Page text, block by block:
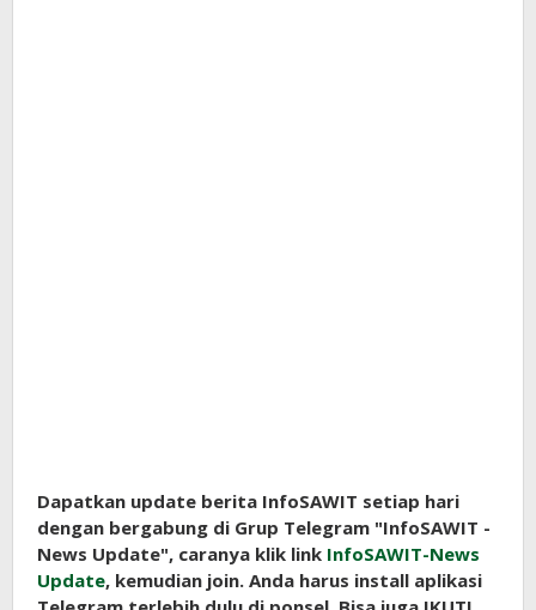
Dapatkan update berita InfoSAWIT setiap hari
dengan bergabung di Grup Telegram "InfoSAWIT -
News Update", caranya klik link InfoSAWIT-News
Update, kemudian join. Anda harus install aplikasi